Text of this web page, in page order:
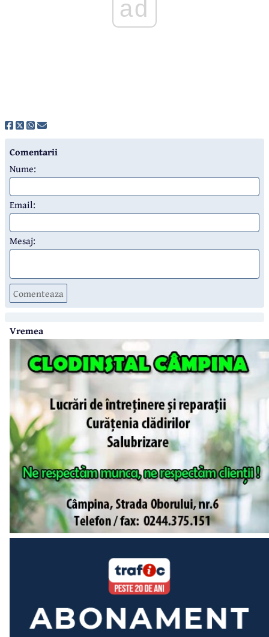
ad
Comentarii
Nume:
Email:
Mesaj:
Comenteaza
Vremea